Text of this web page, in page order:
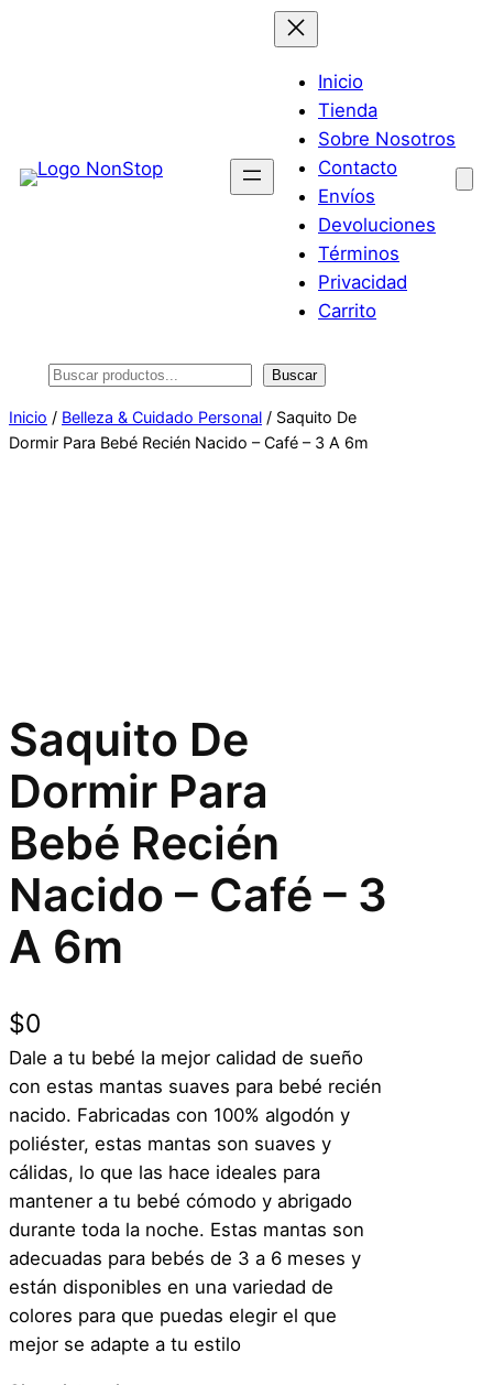
Inicio
Tienda
Sobre Nosotros
Contacto
Envíos
Devoluciones
Términos
Privacidad
Carrito
Buscar Buscar
Inicio / Belleza & Cuidado Personal / Saquito De
Dormir Para Bebé Recién Nacido – Café – 3 A 6m
Saquito De
Dormir Para
Bebé Recién
Nacido – Café – 3
A 6m
$0
Dale a tu bebé la mejor calidad de sueño
con estas mantas suaves para bebé recién
nacido. Fabricadas con 100% algodón y
poliéster, estas mantas son suaves y
cálidas, lo que las hace ideales para
mantener a tu bebé cómodo y abrigado
durante toda la noche. Estas mantas son
adecuadas para bebés de 3 a 6 meses y
están disponibles en una variedad de
colores para que puedas elegir el que
mejor se adapte a tu estilo